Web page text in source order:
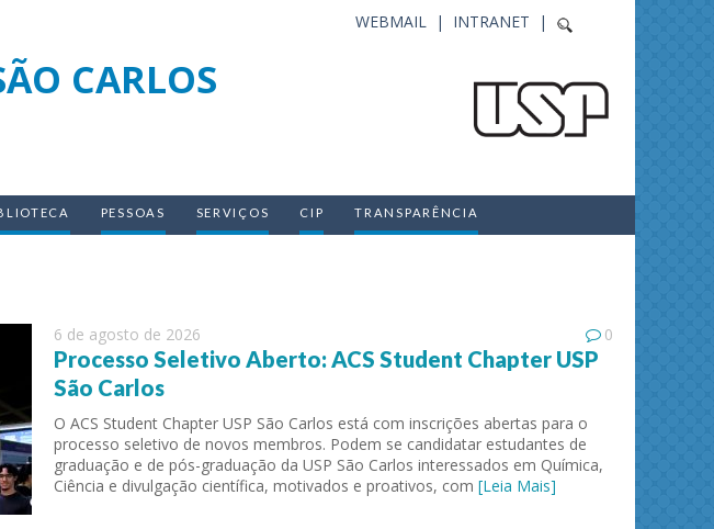
INTRANET |
WEBMAIL |
CARLOS
PESSOAS SERVIÇOS CIP TRANSPARÊNCIA
6 de agosto de 2026 0
Processo Seletivo Aberto: ACS Student Chapter USP
São Carlos
O ACS Student Chapter USP São Carlos está com inscrições abertas para o
processo seletivo de novos membros. Podem se candidatar estudantes de
graduação e de pós-graduação da USP São Carlos interessados em Química,
Ciência e divulgação científica, motivados e proativos, com [Leia Mais]